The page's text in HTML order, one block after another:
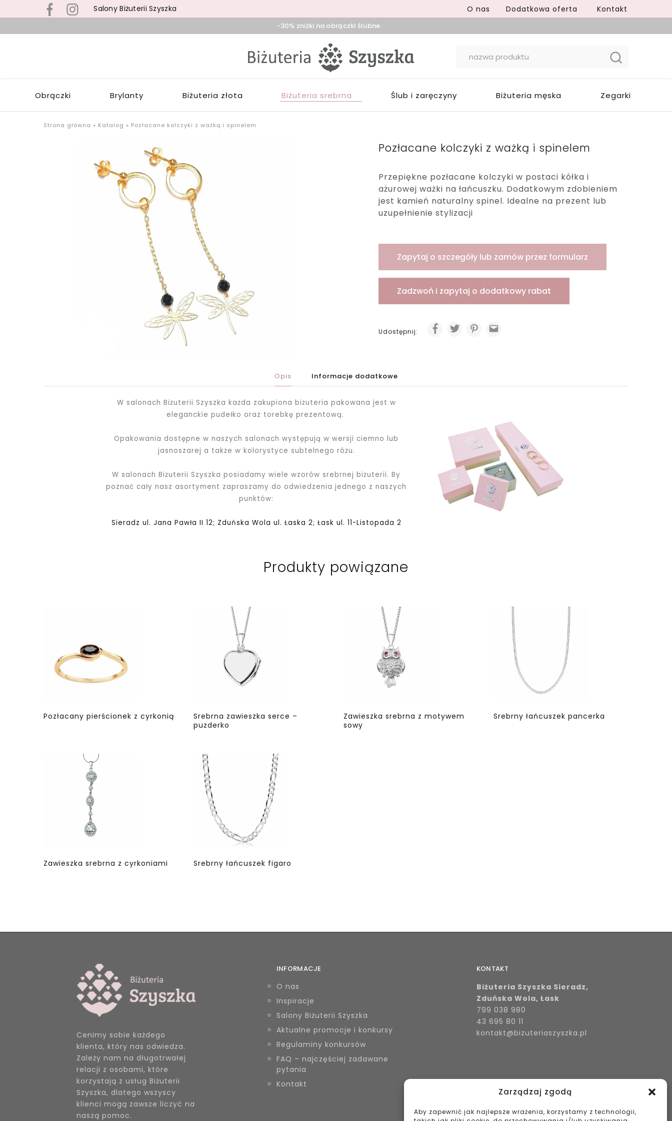
Zarządzaj zgodą
Aby zapewnić jak najlepsze wrażenia, korzystamy z technologii,
Salony Biżuterii Szyszka O nas Dodatkowa oferta Kontakt
-30% zniżki na obrączki ślubne
Biżuteria
Wola,
Łask
srebrną,
pozłacaną,
upominki
Obrączki Brylanty Biżuteria złota Biżuteria srebrna Ślub i zaręczyny Biżuteria męska Zegarki
Strona główna » Katalog » Pozłacane kolczyki z ważką i spinelem
Pozłacane kolczyki z ważką i spinelem
Przepiękne pozłacane kolczyki w postaci kółka i
ażurowej ważki na łańcuszku. Dodatkowym zdobieniem
jest kamień naturalny spinel. Idealne na prezent lub
uzupełnienie stylizacji
Zapytaj o szczegóły lub zamów przez formularz
Zadzwoń i zapytaj o dodatkowy rabat
Udostępnij:
Opis Informacje dodatkowe
W salonach Biżuterii Szyszka każda zakupiona biżuteria pakowana jest w
eleganckie pudełko oraz torebkę prezentową.
Opakowania dostępne w naszych salonach występują w wersji ciemno lub
jasnoszarej a także w kolorystyce subtelnego różu.
W salonach Biżuterii Szyszka posiadamy wiele wzorów srebrnej biżuterii. By
poznać cały nasz asortyment zapraszamy do odwiedzenia jednego z naszych
punktów:
Sieradz ul. Jana Pawła II 12; Zduńska Wola ul. Łaska 2; Łask ul. 11-Listopada 2
Produkty powiązane
Pozłacany pierścionek z cyrkonią
Srebrna zawieszka serce –
puzderko
Zawieszka srebrna z motywem
sowy
Srebrny łańcuszek pancerka
Zawieszka srebrna z cyrkoniami Srebrny łańcuszek figaro
Cenimy sobie każdego
klienta, który nas odwiedza.
Zależy nam na długotrwałej
relacji z osobami, które
korzystają z usług Biżuterii
Szyszka, dlatego wszyscy
klienci mogą zawsze liczyć na
naszą pomoc.
INFORMACJE
O nas
Inspiracje
Salony Biżuterii Szyszka
Aktualne promocje i konkursy
Regulaminy konkursów
FAQ – najczęściej zadawane
pytania
Kontakt
KONTAKT
Biżuteria Szyszka Sieradz,
Zduńska Wola, Łask
799 038 980
43 695 80 11
kontakt@bizuteriaszyszka.pl